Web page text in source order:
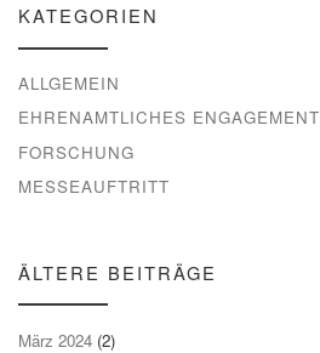
KATEGORIEN
ALLGEMEIN
EHRENAMTLICHES ENGAGEMENT
FORSCHUNG
MESSEAUFTRITT
ÄLTERE BEITRÄGE
März 2024 (2)